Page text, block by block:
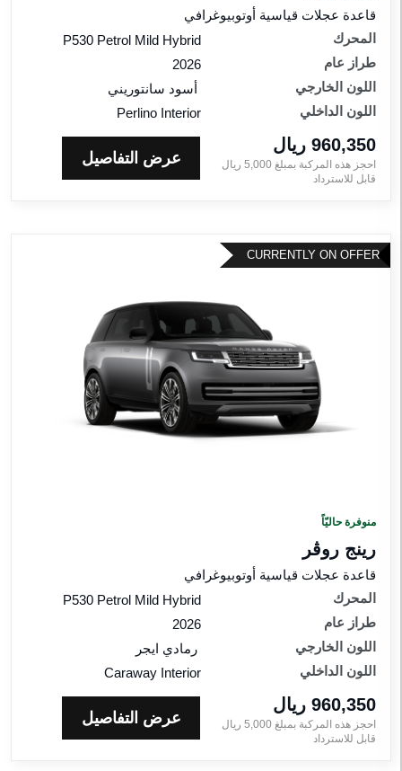
قاعدة عجلات قياسية أوتوبيوغرافي
المحرك
P530 Petrol Mild Hybrid
طراز عام
2026
اللون الخارجي
أسود سانتوريني
اللون الداخلي
Perlino Interior
960,350 ريال‎
احجز هذه المركبة بمبلغ 5,000 ريال‎
قابل للاسترداد
عرض التفاصيل
CURRENTLY ON OFFER
منوفرة حاليّاً
رينج روڤر
قاعدة عجلات قياسية أوتوبيوغرافي
المحرك
P530 Petrol Mild Hybrid
طراز عام
2026
اللون الخارجي
رمادي ايجر
اللون الداخلي
Caraway Interior
960,350 ريال‎
احجز هذه المركبة بمبلغ 5,000 ريال‎
قابل للاسترداد
عرض التفاصيل